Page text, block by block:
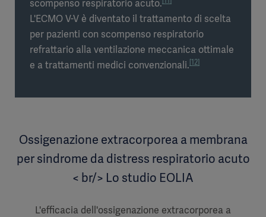
scompenso respiratorio acuto.
L'ECMO V-V è diventato il trattamento di scelta
per pazienti con scompenso respiratorio
refrattario alla ventilazione meccanica ottimale
e a trattamenti medici convenzionali.[12]
Ossigenazione extracorporea a membrana
per sindrome da distress respiratorio acuto
< br/> Lo studio EOLIA
L'efficacia dell'ossigenazione extracorporea a